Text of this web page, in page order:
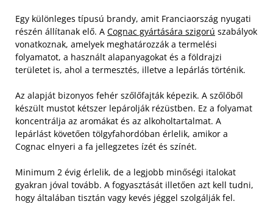
Egy különleges típusú brandy, amit Franciaország nyugati
részén állítanak elő. A Cognac gyártására szigorú szabályok
vonatkoznak, amelyek meghatározzák a termelési
folyamatot, a használt alapanyagokat és a földrajzi
területet is, ahol a termesztés, illetve a lepárlás történik.
Az alapját bizonyos fehér szőlőfajták képezik. A szőlőből
készült mustot kétszer lepárolják rézüstben. Ez a folyamat
koncentrálja az aromákat és az alkoholtartalmat. A
lepárlást követően tölgyfahordóban érlelik, amikor a
Cognac elnyeri a fa jellegzetes ízét és színét.
Minimum 2 évig érlelik, de a legjobb minőségi italokat
gyakran jóval tovább. A fogyasztását illetően azt kell tudni,
hogy általában tisztán vagy kevés jéggel szolgálják fel.